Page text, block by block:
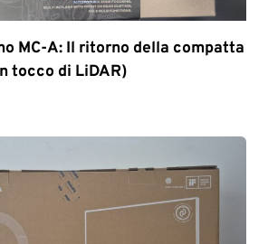
MC-A: Il ritorno della compatta
tocco di LiDAR)